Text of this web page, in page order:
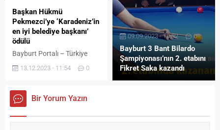
pandemiden dolayı online
olarak yapacağız. Herkesin
evlerine kapandığı böyle bir
dönemde bu...
Başkan Hükmü
Pekmezci’ye ‘Karadeniz’in
en iyi belediye başkanı’
ödülü
Bayburt Portalı – Türkiye
Başkanı ve Kent Başkan
Yönetmeni Okan Geçgel
Bayburt Belediye Başkanı
13.12.2023 - 11:54 0
Bayburt 3 Bant Bilardo
Şampiyonası’nın 2. etabını
Fikret Saka kazandı
09.09.2023 - 10:32 0
Bir Yorum Yazın